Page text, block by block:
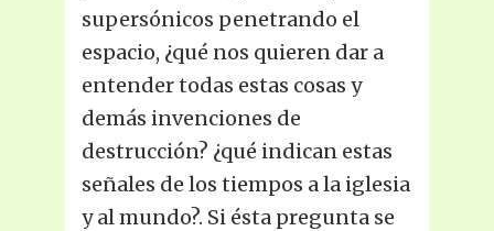
supersónicos penetrando el
espacio, ¿qué nos quieren dar a
entender todas estas cosas y
demás invenciones de
destrucción? ¿qué indican estas
señales de los tiempos a la iglesia
y al mundo?. Si ésta pregunta se